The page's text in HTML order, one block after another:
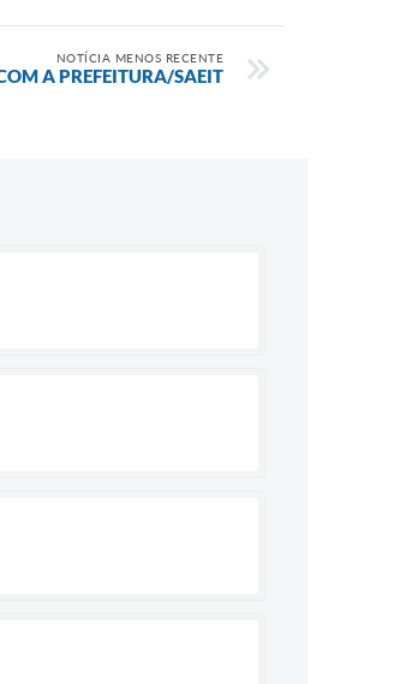
NOTÍCIA MENOS RECENTE
A PREFEITURA/SAEIT